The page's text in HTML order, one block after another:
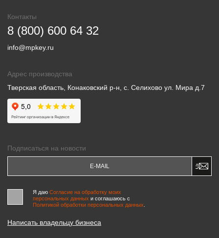
Контакты
8 (800) 600 64 32
info@mpkey.ru
Адрес производства
Тверская область, Конаковский р-н, с. Селихово ул. Мира д.7
Подписаться на новости
Я даю Согласие на обработку моих
персональных данных и соглашаюсь c
Политикой обработки персональных данных
Написать владельцу бизнеса